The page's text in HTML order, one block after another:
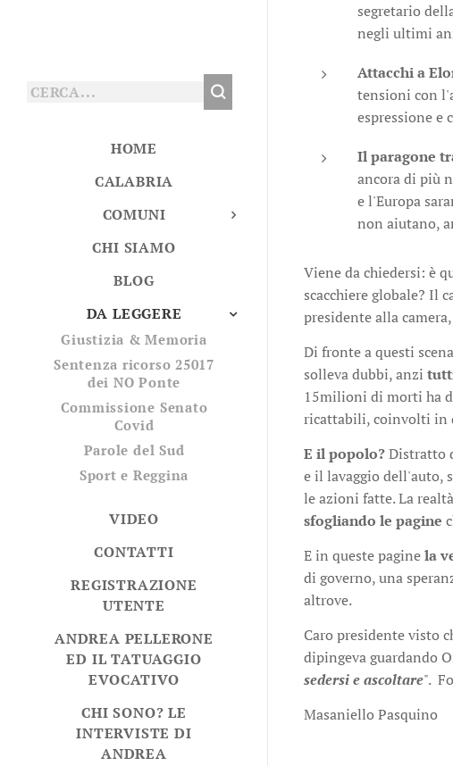
HOME
CALABRIA
COMUNI
CHI SIAMO
BLOG
DA LEGGERE
Giustizia & Memoria
Sentenza ricorso 25017
dei NO Ponte
Commissione Senato
Covid
Parole del Sud
Sport e Reggina
VIDEO
CONTATTI
REGISTRAZIONE
UTENTE
ANDREA PELLERONE
ED IL TATUAGGIO
EVOCATIVO
CHI SONO? LE
INTERVISTE DI
ANDREA
segretario
negli ultimi
Attacchi a
tensioni con
espressione
Il paragone
ancora di più
e l'Europa
non aiutano,
Viene da chiedersi: è
scacchiere globale? Il
presidente alla
Di fronte a questi
solleva dubbi, anzi
15milioni di morti ha
ricattabili, coinvolti in
E il popolo?Distratto
e il lavaggio dell'auto,
le azioni fatte. La
sfogliando le pagine
E in queste paginela
di governo, una
altrove.
Caro presidente visto
dipingeva guardando
sedersi e ascoltare".
Masaniello Pasquino